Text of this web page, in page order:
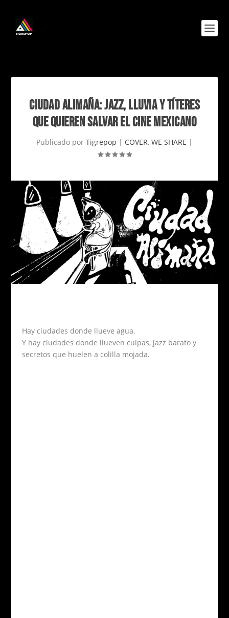
CIUDAD ALIMAÑA: JAZZ, LLUVIA Y TÍTERES
QUE QUIEREN SALVAR EL CINE MEXICANO
Publicado por Tigrepop | COVER, WE SHARE |
Hay ciudades donde llueve agua.
Y hay ciudades donde llueven culpas, jazz barato y
secretos que huelen a colilla mojada.